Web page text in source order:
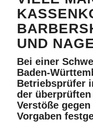
UND
Bei einer
Baden-
Betriebsprüfer
der
Verstöße
Vorgaben